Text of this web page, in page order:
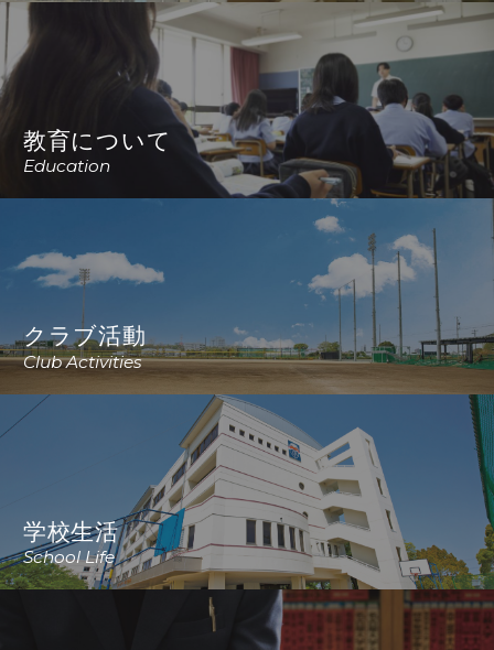
教育について
Education
クラブ活動
Club Activities
学校生活
School Life